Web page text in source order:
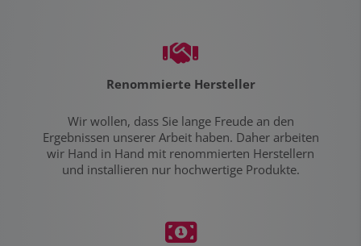
Renommierte Hersteller
Wir wollen, dass Sie lange Freude an den
Ergebnissen unserer Arbeit haben. Daher arbeiten
wir Hand in Hand mit renommierten Herstellern
und installieren nur hochwertige Produkte.